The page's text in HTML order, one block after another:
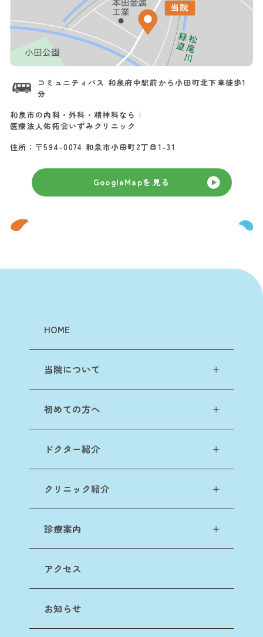
コミュニティバス 和泉府中駅前から小田町北下車徒歩1
分
和泉市の内科・外科・精神科なら｜
医療法人佑拓会いずみクリニック
住所：〒594-0074 和泉市小田町2丁目1-31
GoogleMapを見る
HOME
当院について
初めての方へ
ドクター紹介
クリニック紹介
診療案内
アクセス
お知らせ